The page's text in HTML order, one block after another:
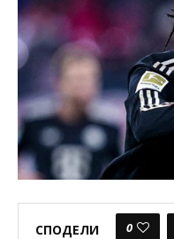
СПОДЕЛИ 0